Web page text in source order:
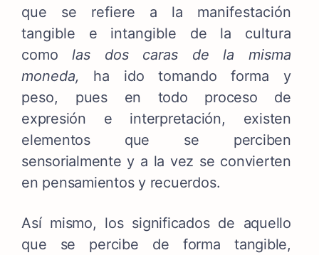
que se refiere a la manifestación
tangible e intangible de la cultura
comolas dos caras de la misma
moneda, ha ido tomando forma y
peso,
pues en todo proceso de
expresión e interpretación, existen
elementos que se perciben
sensorialmente y a la vez se convierten
en pensamientos y recuerdos.
Así mismo, los significados de aquello
que se percibe de forma tangible,